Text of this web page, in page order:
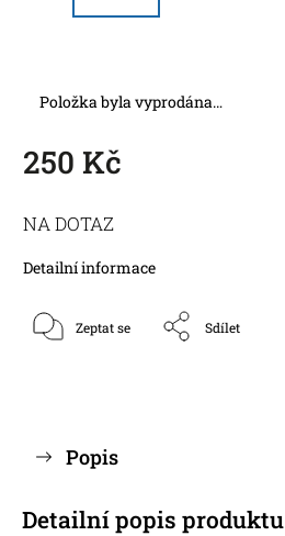
Položka byla vyprodána…
250 Kč
NA DOTAZ
Detailní informace
Zeptat se Sdílet
Popis
Detailní popis produktu